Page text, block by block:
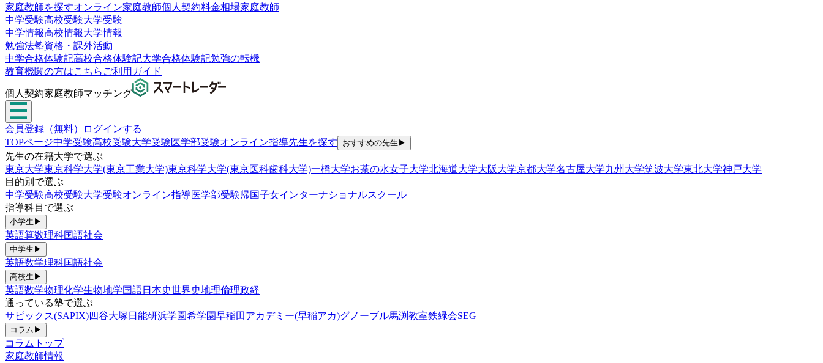
家庭教師を探すオンライン家庭教師個人契約料金相場家庭教師
中学受験高校受験大学受験
中学情報高校情報大学情報
勉強法塾資格・課外活動
中学合格体験記高校合格体験記大学合格体験記勉強の転機
教育機関の方はこちら ご利用ガイド
個人契約家庭教師マッチング
会員登録（無料）
ログインする
TOPページ中学受験高校受験大学受験医学部受験オンライン指導先生を探す おすすめの先生 ▶
先生の在籍大学で選ぶ
東京大学東京科学大学(東京工業大学)東京科学大学(東京医科歯科大学)一橋大学お茶の水女子大学北海道大学大阪大学京都大学名古屋大学九州大学筑波大学東北大学神戸大学
目的別で選ぶ
中学受験高校受験大学受験オンライン指導医学部受験帰国子女インターナショナルスクール
指導科目で選ぶ
小学生 ▶
英語算数理科国語社会
中学生 ▶
英語数学理科国語社会
高校生 ▶
英語数学物理化学生物地学国語日本史世界史地理倫理政経
通っている塾で選ぶ
サピックス(SAPIX)四谷大塚 日能研浜学園希学園早稲田アカデミー(早稲アカ)グノーブル馬渕教室鉄緑会SEG
コラム ▶
コラムトップ
家庭教師情報